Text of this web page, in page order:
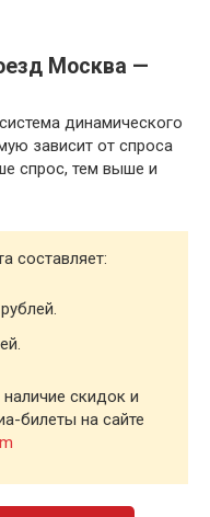
Москва —
динамического
зависит от спроса
спрос, тем выше и
составляет:
скидок и
билеты на сайте